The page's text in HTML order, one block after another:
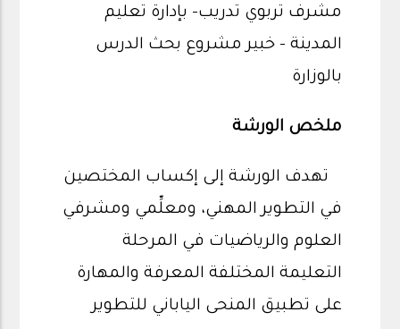
مشرف تربوي تدريب- بإدارة تعليم
المدينة - خبير مشروع بحث الدرس
بالوزارة
ملخص الورشة
تهدف الورشة إلى إكساب المختصين
في التطوير المهني، ومعلِّمي ومشرفي
العلوم والرياضيات في المرحلة
التعليمة المختلفة المعرفة والمهارة
على تطبيق المنحى الياباني للتطوير